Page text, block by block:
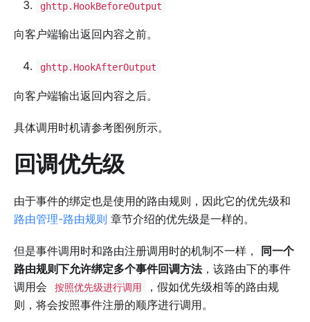
ghttp.HookBeforeOutput
向客户端输出返回内容之前。
ghttp.HookAfterOutput
向客户端输出返回内容之后。
具体调用时机请参考图例所示。
回调优先级
由于事件的绑定也是使用的路由规则，因此它的优先级和
路由管理-路由规则 章节介绍的优先级是一样的。
但是事件调用时和路由注册调用时的机制不一样， 同一个
路由规则下允许绑定多个事件回调方法，该路由下的事件
调用会
按照优先级进行调用
，假如优先级相等的路由规
则，将会按照事件注册的顺序进行调用。